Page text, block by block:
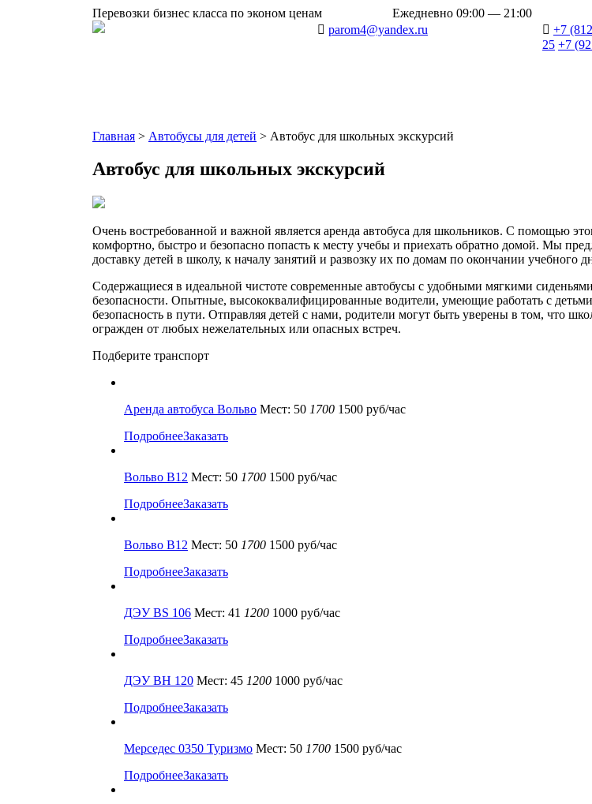
Перевозки бизнес класса по эконом ценам Ежедневно 09:00 — 21:00
parom4@yandex.ru
+7
25 +7
Главная > Автобусы для детей > Автобус для школьных экскурсий
Автобус для школьных экскурсий
Очень востребованной и важной является аренда автобуса для школьников. С помощью
комфортно, быстро и безопасно попасть к месту учебы и приехать обратно домой. Мы
доставку детей в школу, к началу занятий и развозку их по домам по окончании учебного
Содержащиеся в идеальной чистоте современные автобусы с удобными мягкими
безопасности. Опытные, высококвалифицированные водители, умеющие работать с
безопасность в пути. Отправляя детей с нами, родители могут быть уверены в том, что
огражден от любых нежелательных или опасных встреч.
Подберите транспорт
Аренда автобуса Вольво Мест: 50 1700 1500 руб/час
ПодробнееЗаказать
Вольво В12 Мест: 50 1700 1500 руб/час
ПодробнееЗаказать
Вольво В12 Мест: 50 1700 1500 руб/час
ПодробнееЗаказать
ДЭУ BS 106 Мест: 41 1200 1000 руб/час
ПодробнееЗаказать
ДЭУ ВН 120 Мест: 45 1200 1000 руб/час
ПодробнееЗаказать
Мерседес 0350 Туризмо Мест: 50 1700 1500 руб/час
ПодробнееЗаказать